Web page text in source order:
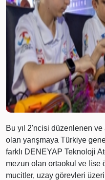
Bu yıl 2'ncisi düzenlenen ve
olan yarışmaya Türkiye
farklı DENEYAP Teknoloji
mezun olan ortaokul ve lise
mucitler, uzay görevleri